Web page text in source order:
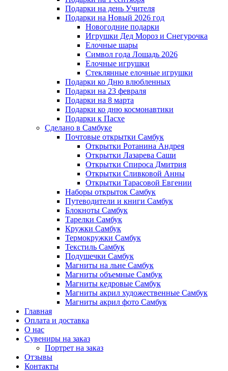
Подарки на день Учителя
Подарки на Новый 2026 год
Новогодние подарки
Игрушки Дед Мороз и Снегурочка
Елочные шары
Символ года Лошадь 2026
Елочные игрушки
Стеклянные елочные игрушки
Подарки ко Дню влюбленных
Подарки на 23 февраля
Подарки на 8 марта
Подарки ко дню космонавтики
Подарки к Пасхе
Сделано в Самбуке
Почтовые открытки Самбук
Открытки Ротанина Андрея
Открытки Лазарева Саши
Открытки Спироса Дмитрия
Открытки Сливковой Анны
Открытки Тарасовой Евгении
Наборы открыток Самбук
Путеводители и книги Самбук
Блокноты Самбук
Тарелки Самбук
Кружки Самбук
Термокружки Самбук
Текстиль Самбук
Подушечки Самбук
Магниты на льне Самбук
Магниты объемные Самбук
Магниты кедровые Самбук
Магниты акрил художественные Самбук
Магниты акрил фото Самбук
Главная
Оплата и доставка
О нас
Сувениры на заказ
Портрет на заказ
Отзывы
Контакты